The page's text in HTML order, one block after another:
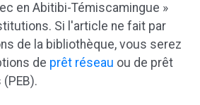
en Abitibi-Témiscamingue »
Si l'article ne fait par
de la bibliothèque, vous serez
de prêt réseau ou de prêt